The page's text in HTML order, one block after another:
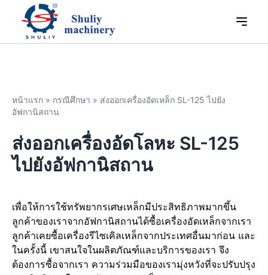
หน้าแรก » กรณีศึกษา » ส่งออกเครื่องอัดเหล็ก SL-125 ไปยัง
อัฟกานิสถาน
ส่งออกเครื่องอัดโลหะ SL-125
ไปยังอัฟกานิสถาน
เพื่อให้การใช้ทรัพยากรเศษเหล็กมีประสิทธิภาพมากขึ้น
ลูกค้าของเราจากอัฟกานิสถานได้ซื้อเครื่องอัดเหล็กจากเรา
ลูกค้าเคยซื้อเครื่องรีไซเคิลเหล็กจากประเทศอื่นมาก่อน และ
ในครั้งนี้ เขาสนใจในผลิตภัณฑ์และบริการของเรา จึง
ต้องการซื้อจากเรา ความร่วมมือของเรามุ่งหวังที่จะปรับปรุง